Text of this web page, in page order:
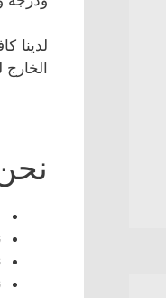
لدينا